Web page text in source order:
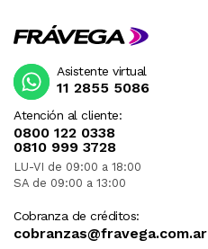
Atención al cliente:
0800 122 0338
0810 999 3728
LU-VI de 09:00 a 18:00
SA de 09:00 a 13:00
Cobranza de créditos:
cobranzas@fravega.com.ar
Asistente virtual
11 2855 5086